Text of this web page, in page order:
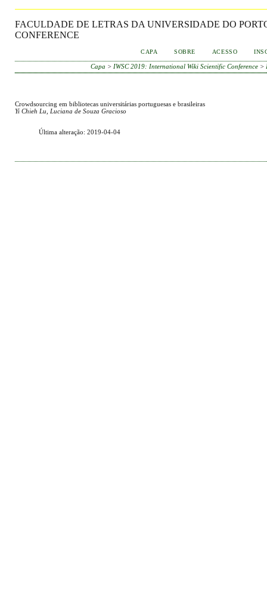
FACULDADE DE LETRAS DA UNIVERSIDADE DO
CONFERENCE
CAPA SOBRE ACESSO
Capa > IWSC 2019: International Wiki Scientific Conference >
Crowdsourcing em bibliotecas universitárias portuguesas e brasileiras
Yi Chieh Lu, Luciana de Souza Gracioso
Última alteração: 2019-04-04